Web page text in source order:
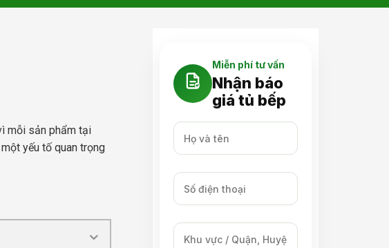
mỗi sản phẩm tại
yếu tố quan trọng
Miễn phí tư vấn
Nhận báo
giá tủ bếp